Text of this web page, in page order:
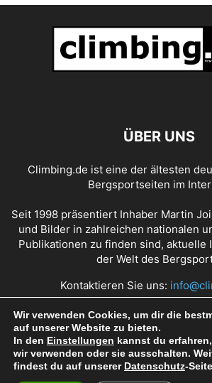
ÜBER UNS
Climbing.de ist eine der ältesten
Bergsportseiten im
Seit 1998 präsentiert Inhaber Martin
und Bilder in zahlreichen nationalen
Publikationen zu finden sind, aktuelle
der Welt des
Kontaktieren Sie uns:
Über Climbing.de RSS Feed
Nutzungsbedingungen
Wir verwenden Cookies, um dir die
auf unserer Website zu bieten.
In den Einstellungen kannst du
wir verwenden oder sie ausschalten.
findest du auf unserer Datenschutz-